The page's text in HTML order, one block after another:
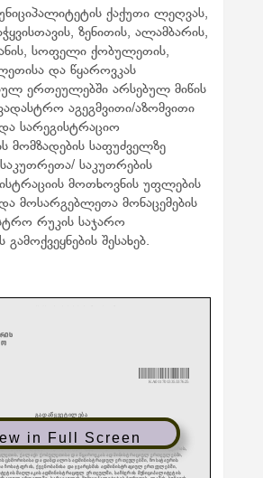
ქაქუთი ლეღვას,
ზენითის, ალამბარის,
სოფელი ქობულეთის,
და წყაროვკას
ერთეულებში არსებულ მიწის
აგეგმვითი/აზომვითი
და სარეგისტრაციო
მომზადების საფუძველზე
საკუთრების
მოთხოვნის უფლების
მოსარგებლეთა მონაცემების
რუკის საჯარო
გამოქვეყნების შესახებ.
in Full Screen